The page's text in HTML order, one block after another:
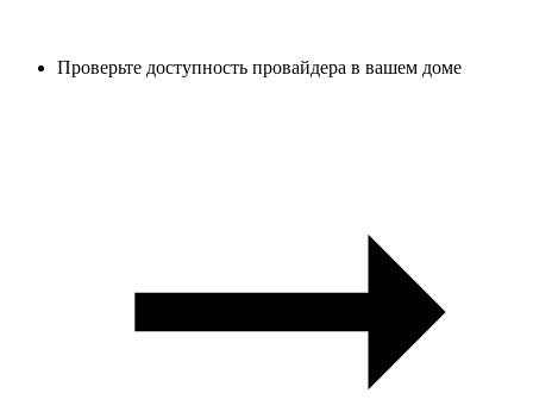
Проверьте доступность провайдера в вашем доме